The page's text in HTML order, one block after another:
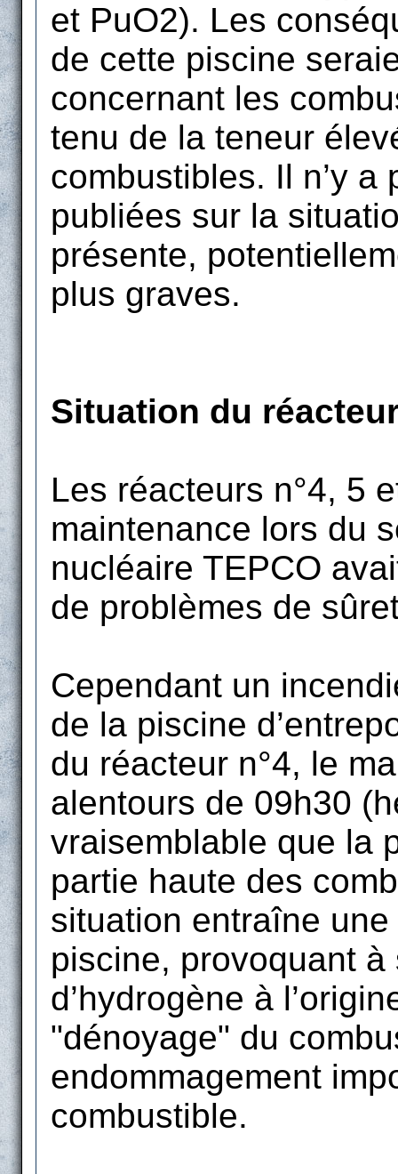
et PuO2). Les
de cette piscine
concernant les
tenu de la teneur
combustibles. Il n’y a
publiées sur la
présente,
plus graves.
Situation du
Les réacteurs n°4, 5
maintenance lors du
nucléaire TEPCO
de problèmes de
Cependant un
de la piscine
du réacteur n°4, le
alentours de 09h30
vraisemblable que la
partie haute des
situation entraîne
piscine, provoquant
d’hydrogène à
"dénoyage" du
endommagement
combustible.